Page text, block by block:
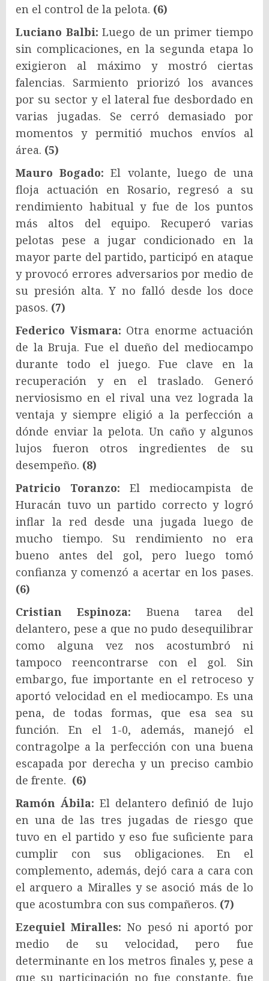
en el control de la pelota. (6)
Luciano Balbi: Luego de un primer tiempo
sin complicaciones, en la segunda etapa lo
exigieron al máximo y mostró ciertas
falencias. Sarmiento priorizó los avances
por su sector y el lateral fue desbordado en
varias jugadas. Se cerró demasiado por
momentos y permitió muchos envíos al
área. (5)
Mauro Bogado: El volante, luego de una
floja actuación en Rosario, regresó a su
rendimiento habitual y fue de los puntos
más altos del equipo. Recuperó varias
pelotas pese a jugar condicionado en la
mayor parte del partido, participó en ataque
y provocó errores adversarios por medio de
su presión alta. Y no falló desde los doce
pasos. (7)
Federico Vismara: Otra enorme actuación
de la Bruja. Fue el dueño del mediocampo
durante todo el juego. Fue clave en la
recuperación y en el traslado. Generó
nerviosismo en el rival una vez lograda la
ventaja y siempre eligió a la perfección a
dónde enviar la pelota. Un caño y algunos
lujos fueron otros ingredientes de su
desempeño. (8)
Patricio Toranzo: El mediocampista de
Huracán tuvo un partido correcto y logró
inflar la red desde una jugada luego de
mucho tiempo. Su rendimiento no era
bueno antes del gol, pero luego tomó
confianza y comenzó a acertar en los pases.
(6)
Cristian Espinoza: Buena tarea del
delantero, pese a que no pudo desequilibrar
como alguna vez nos acostumbró ni
tampoco reencontrarse con el gol. Sin
embargo, fue importante en el retroceso y
aportó velocidad en el mediocampo. Es una
pena, de todas formas, que esa sea su
función. En el 1-0, además, manejó el
contragolpe a la perfección con una buena
escapada por derecha y un preciso cambio
de frente. (6)
Ramón Ábila: El delantero definió de lujo
en una de las tres jugadas de riesgo que
tuvo en el partido y eso fue suficiente para
cumplir con sus obligaciones. En el
complemento, además, dejó cara a cara con
el arquero a Miralles y se asoció más de lo
que acostumbra con sus compañeros. (7)
Ezequiel Miralles: No pesó ni aportó por
medio de su velocidad, pero fue
determinante en los metros finales y, pese a
que su participación no fue constante, fue